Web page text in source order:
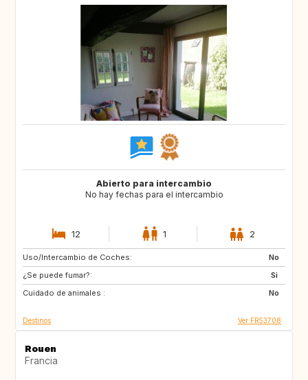
Abierto para intercambio
No hay fechas para el intercambio
12 1 2
Uso/Intercambio de Coches:
No
¿Se puede fumar?:
Si
Cuidado de animales :
No
GR
Destinos Ver FR53708
Rouen
Francia